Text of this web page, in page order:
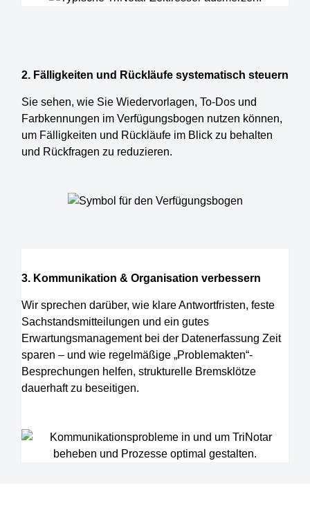
2. Fälligkeiten und Rückläufe systematisch steuern
Sie sehen, wie Sie Wiedervorlagen, To-Dos und
Farbkennungen im Verfügungsbogen nutzen können,
um Fälligkeiten und Rückläufe im Blick zu behalten
und Rückfragen zu reduzieren.
3. Kommunikation & Organisation verbessern
Wir sprechen darüber, wie klare Antwortfristen, feste
Sachstandsmitteilungen und ein gutes
Erwartungsmanagement bei der Datenerfassung Zeit
sparen – und wie regelmäßige „Problemakten“-
Besprechungen helfen, strukturelle Bremsklötze
dauerhaft zu beseitigen.